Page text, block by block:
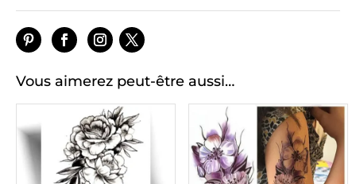
Vous aimerez peut-être aussi…